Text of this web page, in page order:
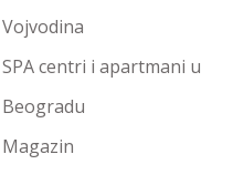
Vojvodina
SPA centri i apartmani u
Beogradu
Magazin